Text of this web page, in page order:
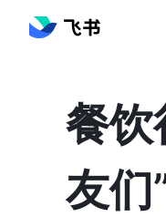
餐饮
友们